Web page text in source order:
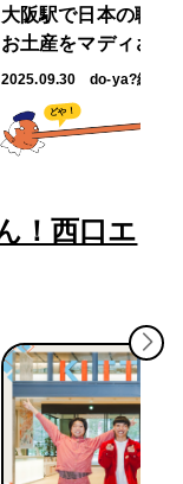
大阪駅で日本の職人
お土産をマディさん
2025.09.30 do-ya?編集部
どや！
！西口エ